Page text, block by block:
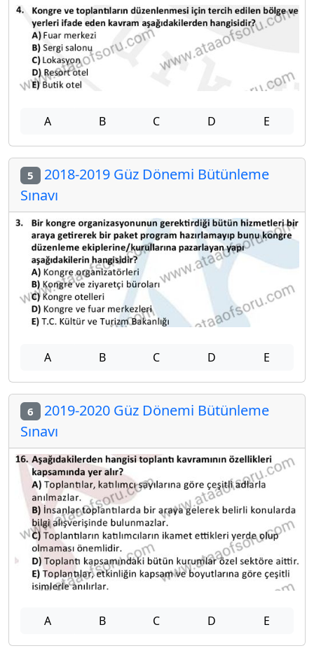
A B C D E
5 2018-2019 Güz Dönemi Bütünleme
Sınavı
A B C D E
6 2019-2020 Güz Dönemi Bütünleme
Sınavı
A B C D E